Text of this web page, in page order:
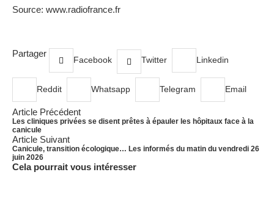
Source: www.radiofrance.fr
Partager
Facebook Twitter Linkedin
Reddit Whatsapp Telegram Email
Article Précédent
Les cliniques privées se disent prêtes à épauler les hôpitaux face à la
canicule
Article Suivant
Canicule, transition écologique… Les informés du matin du vendredi 26
juin 2026
Cela pourrait vous intéresser